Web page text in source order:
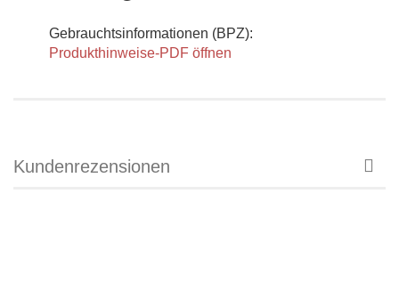
Gebrauchtsinformationen (BPZ):
Produkthinweise-PDF öffnen
Kundenrezensionen